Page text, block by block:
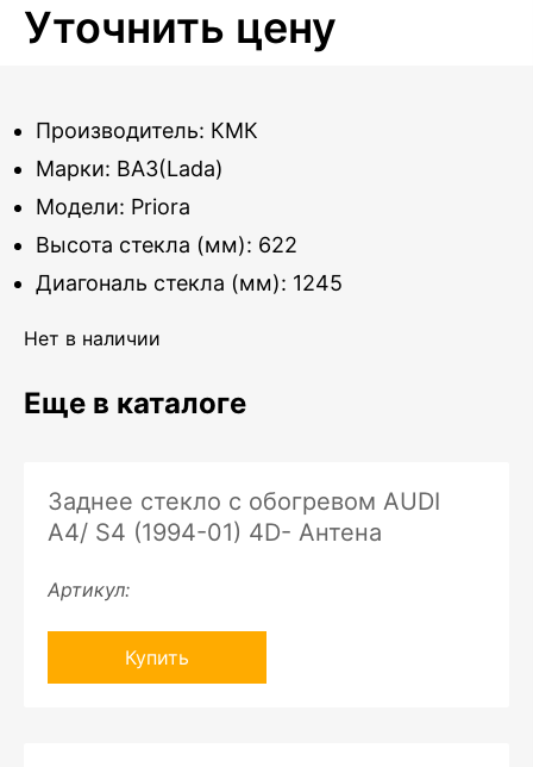
Уточнить цену
Производитель: КМК
Марки: ВАЗ(Lada)
Модели: Priora
Высота стекла (мм): 622
Диагональ стекла (мм): 1245
Нет в наличии
Еще в каталоге
Заднее стекло с обогревом AUDI
A4/ S4 (1994-01) 4D- Антена
Артикул:
Купить